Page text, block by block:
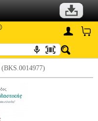
(BKS.0014977)